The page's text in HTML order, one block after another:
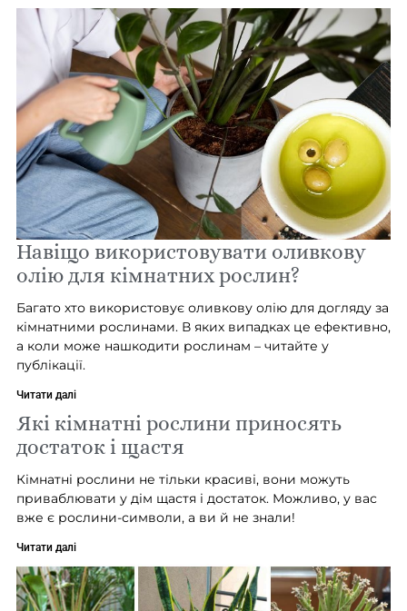
Навіщо використовувати оливкову
олію для кімнатних рослин?
Багато хто використовує оливкову олію для догляду за
кімнатними рослинами. В яких випадках це ефективно,
а коли може нашкодити рослинам – читайте у
публікації.
Читати далі
Які кімнатні рослини приносять
достаток і щастя
Кімнатні рослини не тільки красиві, вони можуть
приваблювати у дім щастя і достаток. Можливо, у вас
вже є рослини-символи, а ви й не знали!
Читати далі